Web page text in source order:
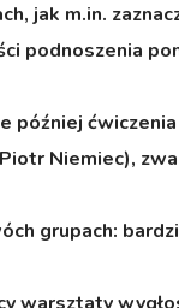
jak m.in.
podnoszenia
później
Niemiec),
grupach: